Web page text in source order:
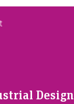
Design